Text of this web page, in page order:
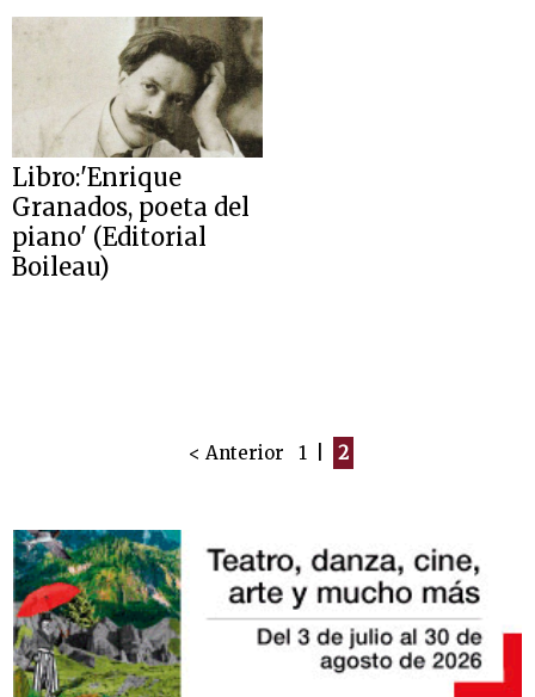
Libro:'Enrique
Granados, poeta del
piano' (Editorial
Boileau)
< Anterior 1 2